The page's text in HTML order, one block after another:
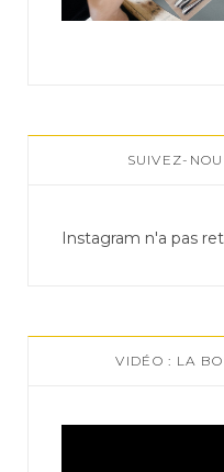
SUIVEZ-
Instagram n'a pas
VIDÉO : LA